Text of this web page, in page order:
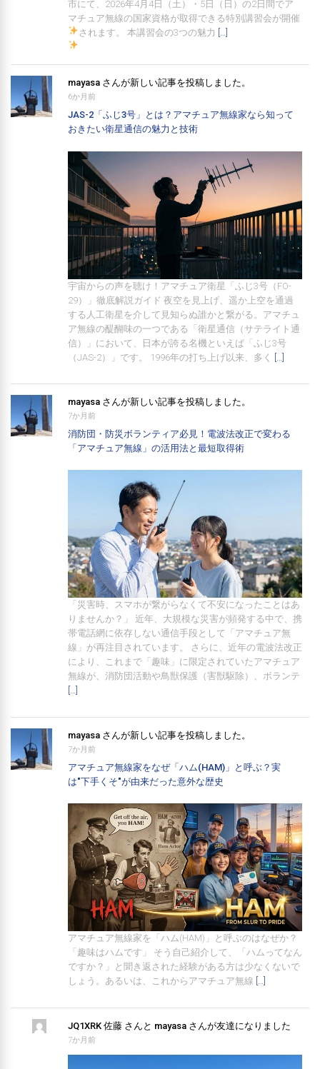
市にて、2026年4月4日（土）・5日（日）の2日間でア
マチュア無線の国家資格が取得できる特別講習会が開催
されます。 本講習会の3つの魅力
mayasa さんが新しい記事を投稿しました。
6か月前
JAS-2「ふじ3号」とは？アマチュア無線家なら知って
おきたい衛星通信の魅力と技術
宇宙からの声を聴け！アマチュア衛星「ふじ3号（FO-
29）」徹底解説ガイド 夜空を見上げ、遥か上空を通過
する人工衛星を介して見知らぬ誰かと繋がる。アマチュ
ア無線の醍醐味の一つである「衛星通信（サテライト通
信）」において、日本が誇る名機といえば「ふじ3号
（JAS-2）」です。 1996年の打ち上げ以来、多く
[…]
mayasa さんが新しい記事を投稿しました。
7か月前
消防団・防災ボランティア必見！電波法改正で変わる
「アマチュア無線」の活用法と最短取得術
「災害時、スマホが繋がらなくて不安になったことはあ
りませんか？」 近年、大規模な災害が頻発する中で、携
帯電話網に依存しない通信手段として「アマチュア無
線」が再注目されています。 さらに、近年の電波法改正
により、これまで「趣味」に限定されていたアマチュア
無線が、消防団活動や鳥獣保護（害獣駆除）、ボランテ
[…]
mayasa さんが新しい記事を投稿しました。
7か月前
アマチュア無線家をなぜ「ハム(HAM)」と呼ぶ？実
は"下手くそ"が由来だった意外な歴史
アマチュア無線家を「ハム(HAM)」と呼ぶのはなぜか？
「趣味はハムです」 そう自己紹介して、「ハムってなん
ですか？」と聞き返された経験がある方は少なくないで
しょう。あるいは、これからアマチュア無線 […]
JQ1XRK 佐藤 さんと mayasa さんが友達になりました
7か月前